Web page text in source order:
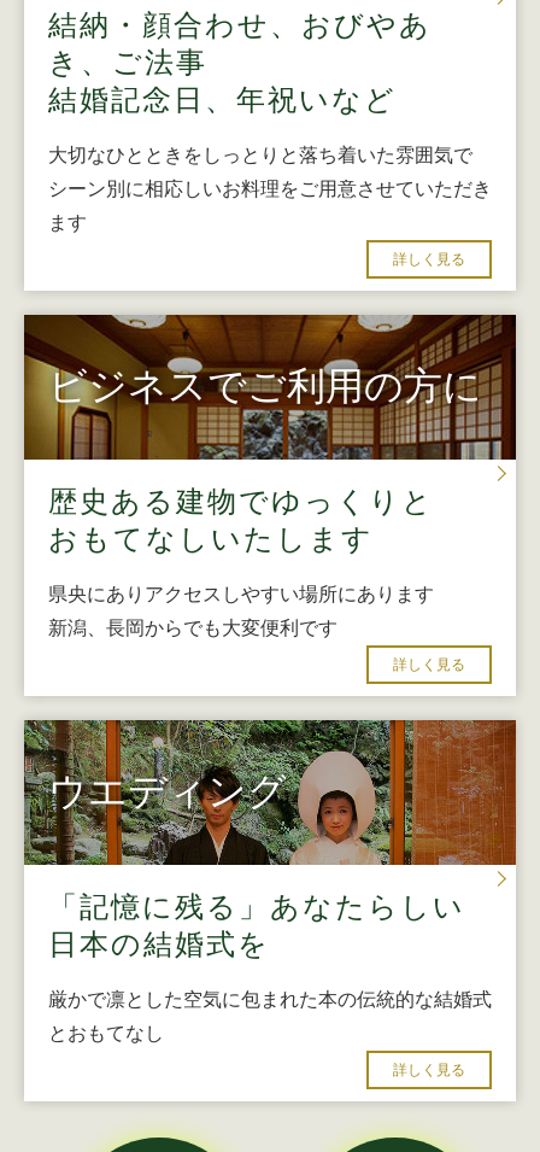
結納・顔合わせ、おびやあ
き、ご法事
結婚記念日、年祝いなど
大切なひとときをしっとりと落ち着いた雰囲気で
シーン別に相応しいお料理をご用意させていただき
ます
詳しく見る
ビジネスでご利用の方に
歴史ある建物でゆっくりと
おもてなしいたします
県央にありアクセスしやすい場所にあります
新潟、長岡からでも大変便利です
詳しく見る
ウエディング
「記憶に残る」あなたらしい
日本の結婚式を
厳かで凛とした空気に包まれた本の伝統的な結婚式
とおもてなし
詳しく見る